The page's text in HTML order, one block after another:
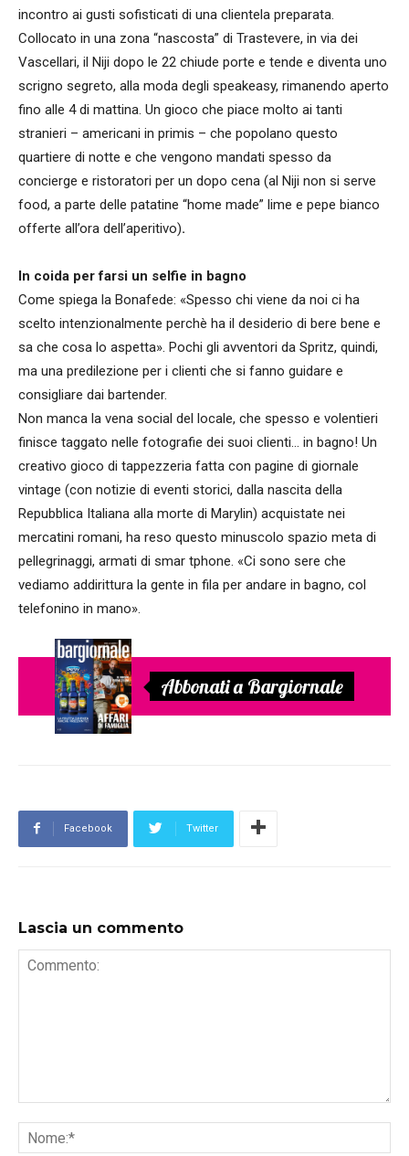
incontro ai gusti sofisticati di una clientela preparata.
Collocato in una zona “nascosta” di Trastevere, in via dei
Vascellari, il Niji dopo le 22 chiude porte e tende e diventa uno
scrigno segreto, alla moda degli speakeasy, rimanendo aperto
fino alle 4 di mattina. Un gioco che piace molto ai tanti
stranieri – americani in primis – che popolano questo
quartiere di notte e che vengono mandati spesso da
concierge e ristoratori per un dopo cena (al Niji non si serve
food, a parte delle patatine “home made” lime e pepe bianco
offerte all’ora dell’aperitivo).
In coida per farsi un selfie in bagno
Come spiega la Bonafede: «Spesso chi viene da noi ci ha
scelto intenzionalmente perchè ha il desiderio di bere bene e
sa che cosa lo aspetta». Pochi gli avventori da Spritz, quindi,
ma una predilezione per i clienti che si fanno guidare e
consigliare dai bartender.
Non manca la vena social del locale, che spesso e volentieri
finisce taggato nelle fotografie dei suoi clienti… in bagno! Un
creativo gioco di tappezzeria fatta con pagine di giornale
vintage (con notizie di eventi storici, dalla nascita della
Repubblica Italiana alla morte di Marylin) acquistate nei
mercatini romani, ha reso questo minuscolo spazio meta di
pellegrinaggi, armati di smar tphone. «Ci sono sere che
vediamo addirittura la gente in fila per andare in bagno, col
telefonino in mano».
Abbonati a Bargiornale
Facebook Twitter
Lascia un commento